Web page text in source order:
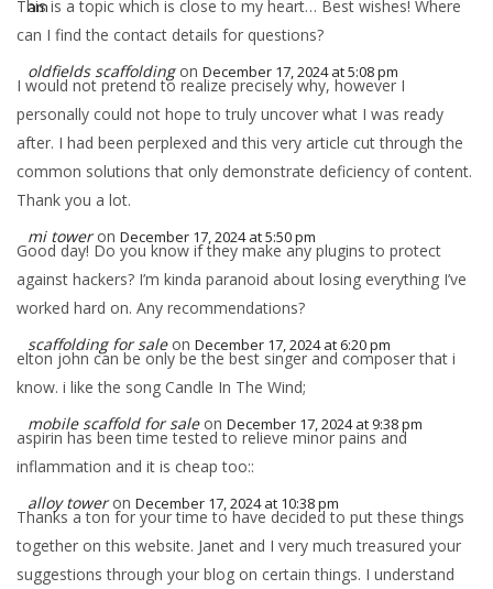
am
This is a topic which is close to my heart… Best wishes! Where
can I find the contact details for questions?
oldfields scaffolding on December 17, 2024 at 5:08 pm
I would not pretend to realize precisely why, however I
personally could not hope to truly uncover what I was ready
after. I had been perplexed and this very article cut through the
common solutions that only demonstrate deficiency of content.
Thank you a lot.
mi tower on December 17, 2024 at 5:50 pm
Good day! Do you know if they make any plugins to protect
against hackers? I’m kinda paranoid about losing everything I’ve
worked hard on. Any recommendations?
scaffolding for sale on December 17, 2024 at 6:20 pm
elton john can be only be the best singer and composer that i
know. i like the song Candle In The Wind;
mobile scaffold for sale on December 17, 2024 at 9:38 pm
aspirin has been time tested to relieve minor pains and
inflammation and it is cheap too::
alloy tower on December 17, 2024 at 10:38 pm
Thanks a ton for your time to have decided to put these things
together on this website. Janet and I very much treasured your
suggestions through your blog on certain things. I understand